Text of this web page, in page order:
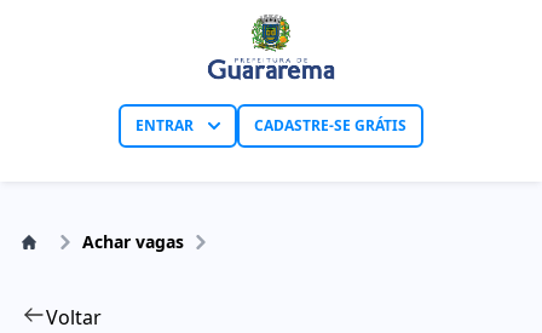
ENTRAR CADASTRE-SE GRÁTIS
Achar vagas
Voltar